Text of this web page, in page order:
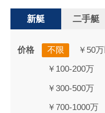
新艇 二手艇
价格 不限 ￥50
￥100-200万
￥300-500万
￥700-1000万